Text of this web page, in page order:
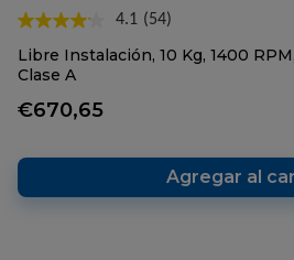
4.1 Lea
54
reseñas.
(54)
Libre Instalación, 10 Kg, 1400
Clase A
€670,65
Agregar al